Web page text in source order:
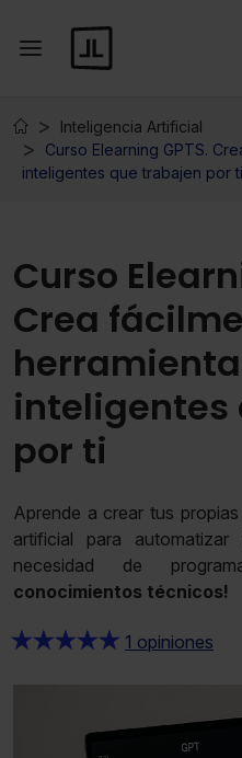
Inteligencia Artificial
Curso Elearning GPTS.
inteligentes que trabajen por ti
Curso
Crea
inteligentes
por ti
Aprende a crear tus
artificial para
necesidad de
conocimientos técnicos!
★★★★★ 1 opiniones